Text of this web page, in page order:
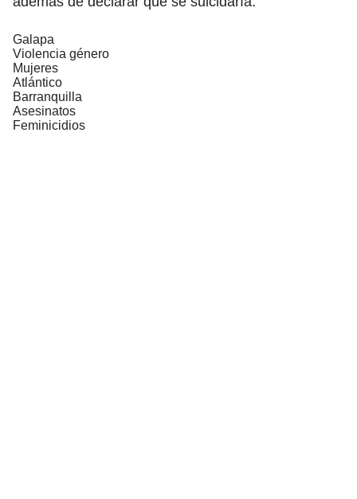
Galapa
Violencia género
Mujeres
Atlántico
Barranquilla
Asesinatos
Feminicidios